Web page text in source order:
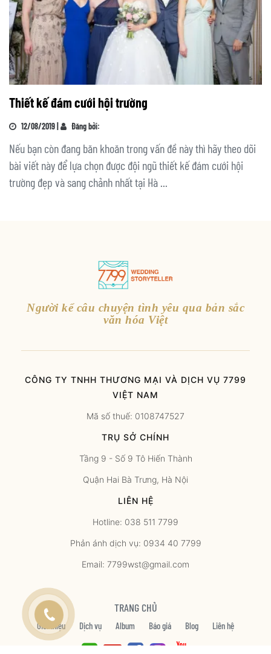
Thiết kế đám cưới hội trường
12/08/2019 | Đăng bởi:
Nếu bạn còn đang băn khoăn trong vấn đề này thì hãy theo dõi
bài viết này để lựa chọn được đội ngũ thiết kế đám cưới hội
trường đẹp và sang chảnh nhất tại Hà ...
Người kể câu chuyện tình yêu qua bản sắc
văn hóa Việt
CÔNG TY TNHH THƯƠNG MẠI VÀ DỊCH VỤ 7799
VIỆT NAM
Mã số thuế: 0108747527
TRỤ SỞ CHÍNH
Tầng 9 - Số 9 Tô Hiến Thành
Quận Hai Bà Trưng, Hà Nội
LIÊN HỆ
Hotline: 038 511 7799
Phản ánh dịch vụ: 0934 40 7799
Email: 7799wst@gmail.com
TRANG CHỦ
Giới thiệu Dịch vụ Album Báo giá Blog Liên hệ